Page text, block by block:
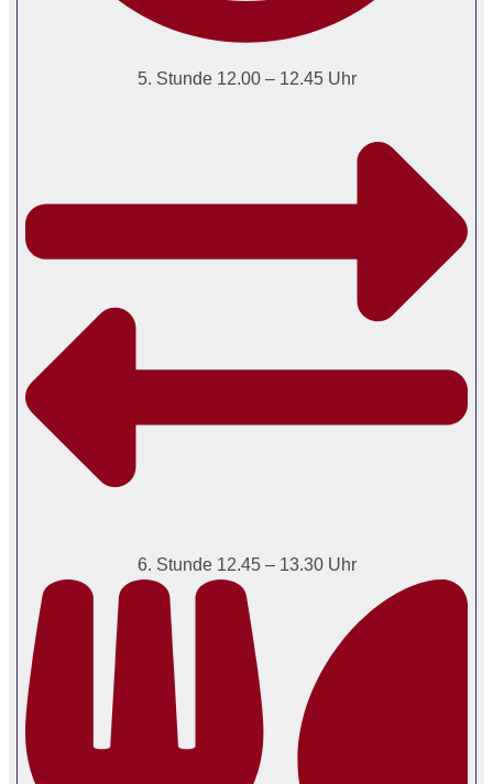
5. Stunde 12.00 – 12.45 Uhr
6. Stunde 12.45 – 13.30 Uhr